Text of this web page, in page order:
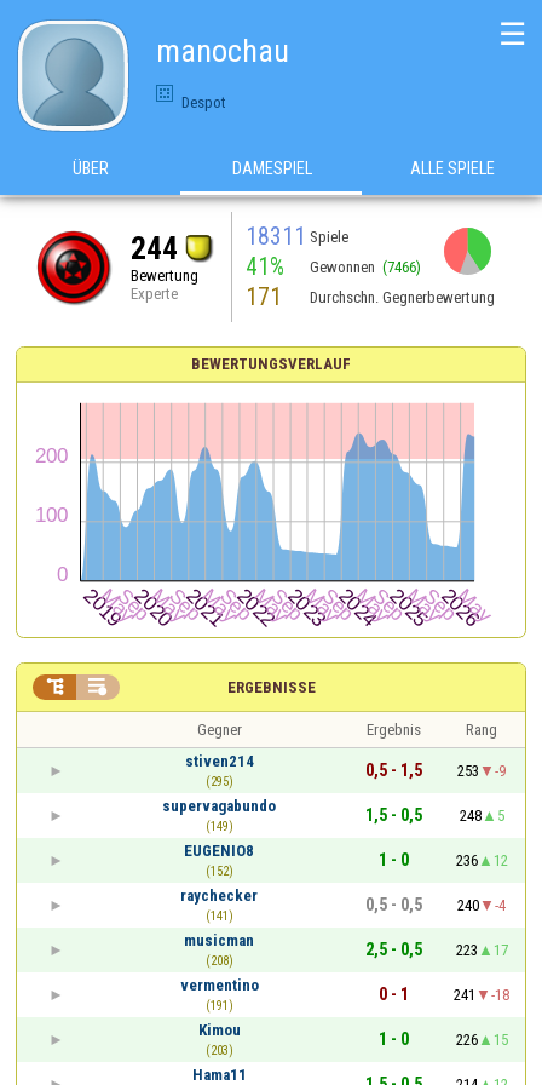
manochau
Despot
☰
ÜBER DAMESPIEL ALLE SPIELE
244
Bewertung
Experte
18311 Spiele
41% Gewonnen (7466)
171 Durchschn. Gegnerbewertung
BEWERTUNGSVERLAUF
ERGEBNISSE
 
Gegner Ergebnis
Rang
stiven214
(295)
0,5 - 1,5 253
-9
supervagabundo
(149)
1,5 - 0,5 248
5
EUGENIO8
(152)
1 - 0 236
12
raychecker
(141)
0,5 - 0,5 240
-4
musicman
(208)
2,5 - 0,5 223
17
vermentino
(191)
0 - 1 241
-18
Kimou
(203)
1 - 0 226
15
Hama11